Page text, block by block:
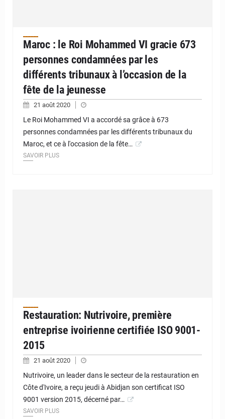
Maroc : le Roi Mohammed VI gracie 673
personnes condamnées par les
différents tribunaux à l’occasion de la
fête de la jeunesse
21 août 2020
Le Roi Mohammed VI a accordé sa grâce à 673
personnes condamnées par les différents tribunaux du
Maroc, et ce à l'occasion de la fête…
SAVOIR PLUS
Restauration: Nutrivoire, première
entreprise ivoirienne certifiée ISO 9001-
2015
21 août 2020
Nutrivoire, un leader dans le secteur de la restauration en
Côte d'Ivoire, a reçu jeudi à Abidjan son certificat ISO
9001 version 2015, décerné par…
SAVOIR PLUS